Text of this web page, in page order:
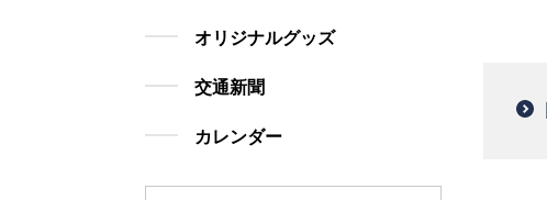
オリジナルグッズ
交通新聞
カレンダー